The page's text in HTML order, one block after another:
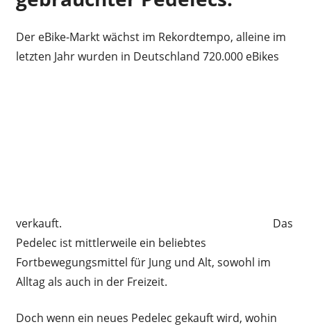
Der eBike-Markt wächst im Rekordtempo, alleine im
letzten Jahr wurden in Deutschland 720.000 eBikes
verkauft.
Das
Pedelec ist mittlerweile ein beliebtes
Fortbewegungsmittel für Jung und Alt, sowohl im
Alltag als auch in der Freizeit.
Doch wenn ein neues Pedelec gekauft wird, wohin